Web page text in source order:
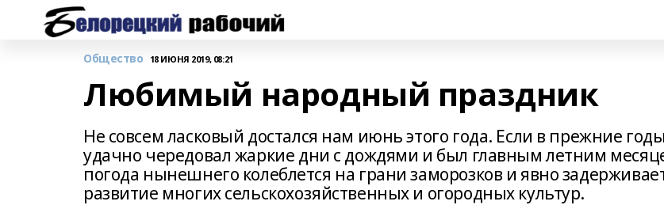
Общество 18 ИЮНЯ 2019, 08:21
Любимый народный праздник
Не совсем ласковый достался нам июнь этого года. Если в прежние
удачно чередовал жаркие дни с дождями и был главным летним
погода нынешнего колеблется на грани заморозков и явно
развитие многих сельскохозяйственных и огородных культур.